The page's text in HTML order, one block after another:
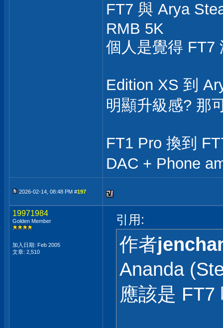
FT7 與 Arya
RMB 5K
個人是覺得 FT7
Edition XS 到
明顯升級感? 那
FT1 Pro 換到
DAC + Phone
2026-02-14, 08:48 PM #197
19971984
Golden Member
加入日期: Feb 2005
文章: 2,510
引用:
作者
Ananda
應該是 FT7